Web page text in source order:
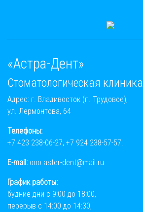
«Астра-Дент»
Стоматологическая клиника
Адрес: г. Владивосток (п. Трудовое),
ул. Лермонтова, 64
Телефоны:
+7 423 238-06-27, +7 924 238-57-57
E-mail: ooo.aster-dent@mail.ru
График работы:
будние дни с 9:00 до 18:00,
перерыв с 14:00 до 14:30,